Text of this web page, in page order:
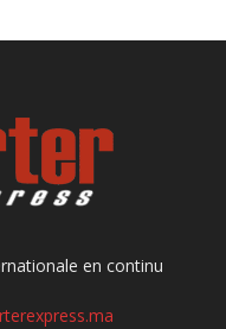
en continu